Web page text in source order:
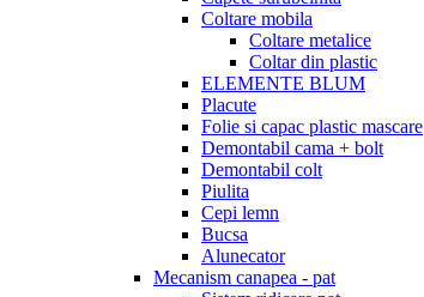
Coltare mobila
Coltare metalice
Coltar din plastic
ELEMENTE BLUM
Placute
Folie si capac plastic mascare
Demontabil cama + bolt
Demontabil colt
Piulita
Cepi lemn
Bucsa
Alunecator
Mecanism canapea - pat